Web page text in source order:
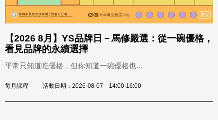
【2026 8月】YS品牌日－馬修嚴選：從一碗優格，
看見品牌的永續選擇
平常只知道吃優格，但你知道一碗優格也...
每月課程 活動日期：2026-08-07 14:00-16:00